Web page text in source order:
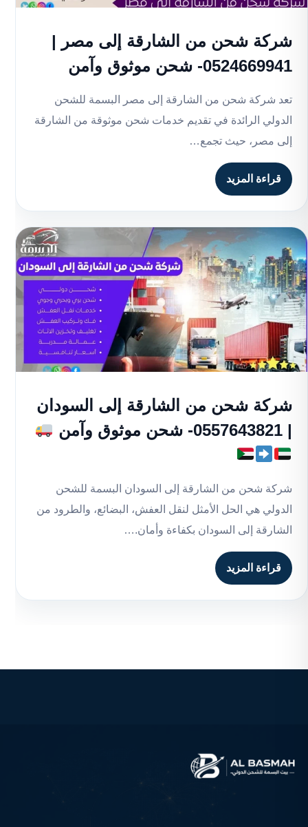
شركة شحن من الشارقة إلى مصر |
0524669941- شحن موثوق وآمن
تعد شركة شحن من الشارقة إلى مصر البسمة للشحن
الدولي الرائدة في تقديم خدمات شحن موثوقة من الشارقة
إلى مصر، حيث تجمع…
قراءة المزيد
شركة شحن من الشارقة إلى السودان
| 0557643821- شحن موثوق وآمن
شركة شحن من الشارقة إلى السودان البسمة للشحن
الدولي هي الحل الأمثل لنقل العفش، البضائع، والطرود من
الشارقة إلى السودان بكفاءة وأمان.…
قراءة المزيد